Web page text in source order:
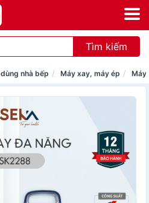
Tìm kiếm
nhà bếp Máy xay, máy ép Máy